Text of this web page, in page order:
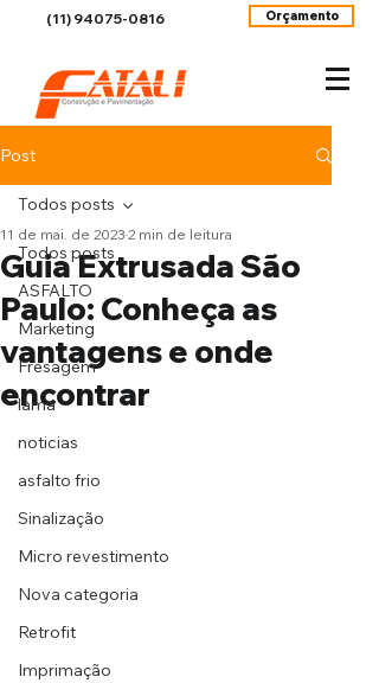
(11) 94075-0816 Orçamento
Post
Todos posts
ASFALTO
Marketing
Fresagem
lama
noticias
asfalto frio
Sinalização
Micro revestimento
Nova categoria
Retrofit
Imprimação
Todos posts
Guia Extrusada São
Paulo: Conheça as
vantagens e onde
encontrar
11 de mai. de 2023 2 min de leitura